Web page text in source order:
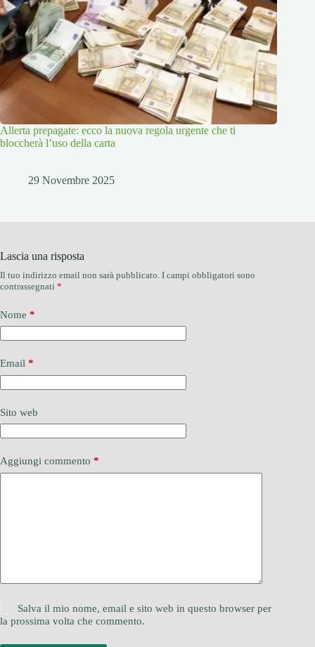
Allerta prepagate: ecco la nuova regola urgente che ti
bloccherà l’uso della carta
29 Novembre 2025
Lascia una risposta
Il tuo indirizzo email non sarà pubblicato. I campi obbligatori sono
contrassegnati *
Nome *
Email *
Sito web
Aggiungi commento *
Salva il mio nome, email e sito web in questo browser per
la prossima volta che commento.